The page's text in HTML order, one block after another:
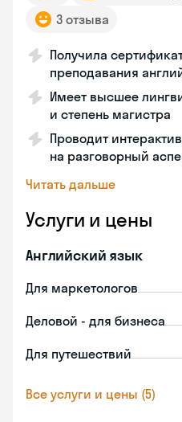
3 отзыва
Получила сертификат
преподавания
Имеет высшее
и степень магистра
Проводит
на разговорный
Читать дальше
Услуги и цены
Английский язык
Для маркетологов
Деловой - для бизнеса
Для путешествий
Все услуги и цены (5)